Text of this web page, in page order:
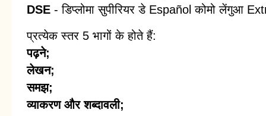
DSE - डिप्लोमा सुपीरियर डे Español कोमो लेंगुआ
प्रत्येक स्तर 5 भागों के होते हैं:
पढ़ने;
लेखन;
समझ;
व्याकरण और शब्दावली;